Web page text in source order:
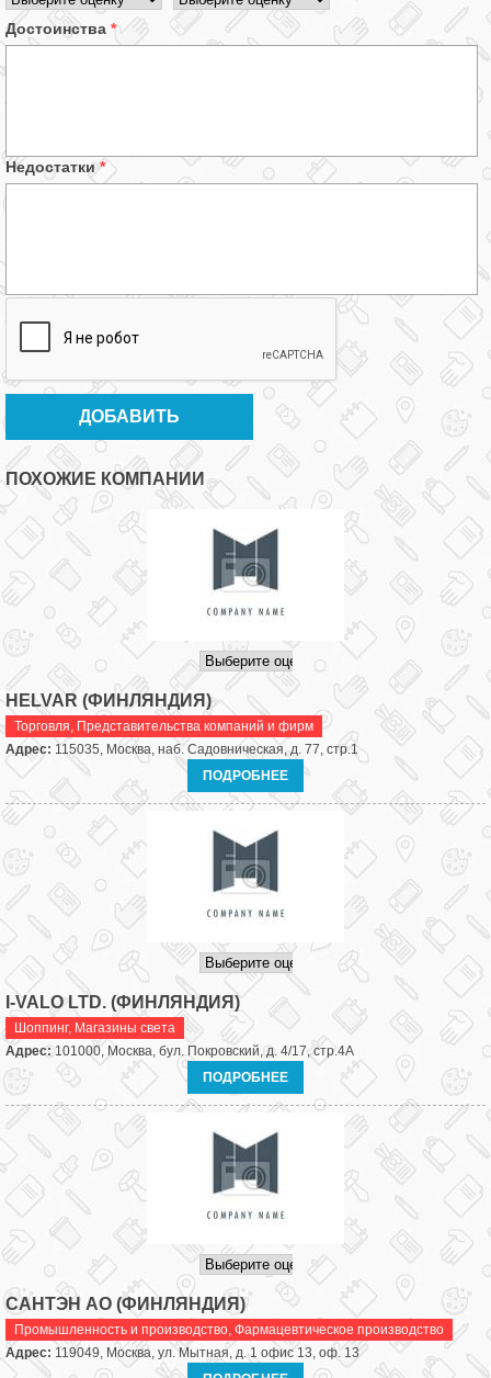
Достоинства *
Недостатки*
ПОХОЖИЕ КОМПАНИИ
HELVAR (ФИНЛЯНДИЯ)
Торговля, Представительства компаний и фирм
Адрес: 115035, Москва, наб. Садовническая, д. 77, стр.1
ПОДРОБНЕЕ
I-VALO LTD. (ФИНЛЯНДИЯ)
Шоппинг, Магазины света
Адрес: 101000, Москва, бул. Покровский, д. 4/17, стр.4А
ПОДРОБНЕЕ
САНТЭН АО (ФИНЛЯНДИЯ)
Промышленность и производство, Фармацевтическое производство
Адрес: 119049, Москва, ул. Мытная, д. 1 офис 13, оф. 13